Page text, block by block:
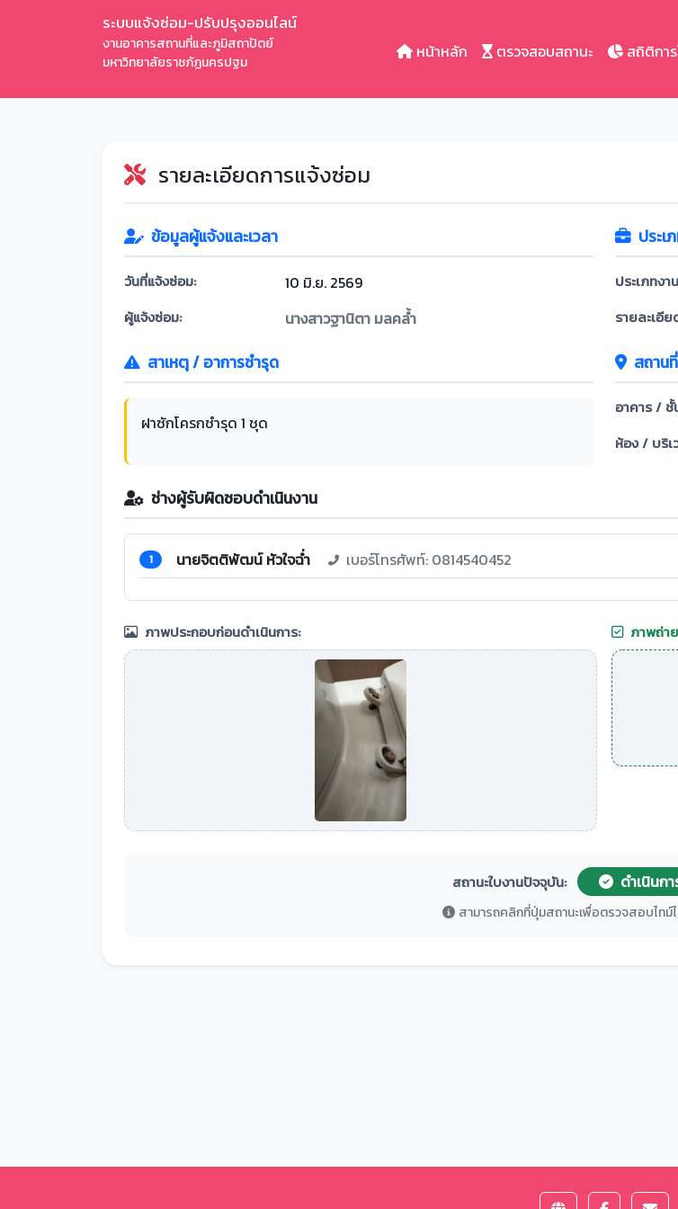
ระบบแจ้งซ่อม-ปรับปรุงออนไลน์
งานอาคารสถานที่และภูมิสถาปัตย์
มหาวิทยาลัยราชภัฏนครปฐม
หน้าหลัก ตรวจสอบสถานะ สถิติการ
รายละเอียดการแจ้งซ่อม
ข้อมูลผู้แจ้งและเวลา
วันที่แจ้งซ่อม: 10 มิ.ย. 2569
ผู้แจ้งซ่อม: นางสาวฐานิตา มลคล้ำ
ประเ
ประเภทงา
รายละเอีย
สาเหตุ / อาการชำรุด
ฝาซักโครกชำรุด 1 ชุด
สถาน
อาคาร / ชั้
ห้อง / บริ
ช่างผู้รับผิดชอบดำเนินงาน
1 นายจิตติพัฒน์ หัวใจฉ่ำ เบอร์โทรศัพท์: 0814540452
ภาพประกอบก่อนดำเนินการ: ภาพถ่า
สถานะใบงานปัจจุบัน: ดำเนินก
สามารถคลิกที่ปุ่มสถานะเพื่อตรวจสอบไทม์